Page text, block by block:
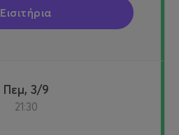
Εισιτήρια
Πεμ, 3/9
21:30